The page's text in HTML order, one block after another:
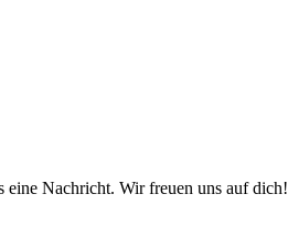
Nachricht. Wir freuen uns auf dich!